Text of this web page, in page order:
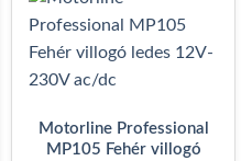
Motorline Professional
MP105 Fehér villogó